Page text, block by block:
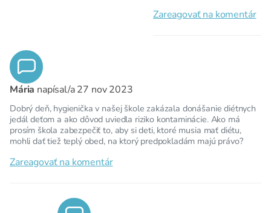
Zareagovať na komentár
Mária napísal/a27 nov 2023
Dobrý deň, hygienička v našej škole zakázala donášanie diétnych
jedál deťom a ako dôvod uviedla riziko kontaminácie. Ako má
prosím škola zabezpečiť to, aby si deti, ktoré musia mať diétu,
mohli dať tiež teplý obed, na ktorý predpokladám majú právo?
Zareagovať na komentár